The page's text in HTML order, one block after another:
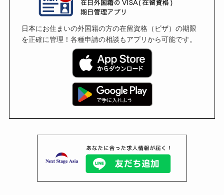
日本にお住まいの外国籍の方の在留資格（ビザ）の期限
を正確に管理！各種申請の相談もアプリから可能です。